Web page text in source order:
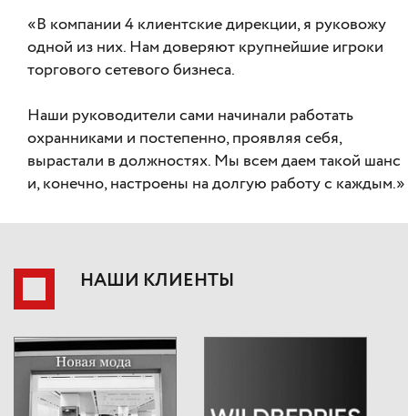
«В компании 4 клиентские дирекции, я руковожу
одной из них. Нам доверяют крупнейшие игроки
торгового сетевого бизнеса.
Наши руководители сами начинали работать
охранниками и постепенно, проявляя себя,
вырастали в должностях. Мы всем даем такой шанс
и, конечно, настроены на долгую работу с каждым.»
НАШИ КЛИЕНТЫ